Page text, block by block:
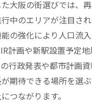
大阪の街選びでは、
中のエリアが注目さ
の強化により人口流
計画や新駅設置予定
行政発表や都市計画
期待できる場所を選
つながります。